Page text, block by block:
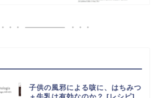
子供の風邪による咳に、はちみつ